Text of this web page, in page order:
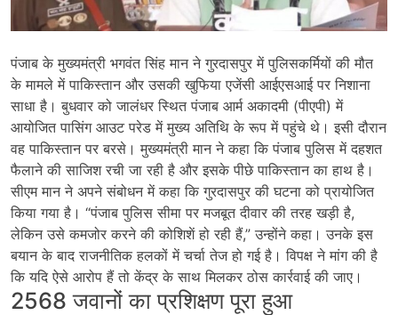
पंजाब के मुख्यमंत्री भगवंत सिंह मान ने गुरदासपुर में पुलिसकर्मियों की मौत
के मामले में पाकिस्तान और उसकी खुफिया एजेंसी आईएसआई पर निशाना
साधा है। बुधवार को जालंधर स्थित पंजाब आर्म अकादमी (पीएपी) में
आयोजित पासिंग आउट परेड में मुख्य अतिथि के रूप में पहुंचे थे। इसी दौरान
वह पाकिस्तान पर बरसे। मुख्यमंत्री मान ने कहा कि पंजाब पुलिस में दहशत
फैलाने की साजिश रची जा रही है और इसके पीछे पाकिस्तान का हाथ है।
सीएम मान ने अपने संबोधन में कहा कि गुरदासपुर की घटना को प्रायोजित
किया गया है। “पंजाब पुलिस सीमा पर मजबूत दीवार की तरह खड़ी है,
लेकिन उसे कमजोर करने की कोशिशें हो रही हैं,” उन्होंने कहा। उनके इस
बयान के बाद राजनीतिक हलकों में चर्चा तेज हो गई है। विपक्ष ने मांग की है
कि यदि ऐसे आरोप हैं तो केंद्र के साथ मिलकर ठोस कार्रवाई की जाए।
2568 जवानों का प्रशिक्षण पूरा हुआ